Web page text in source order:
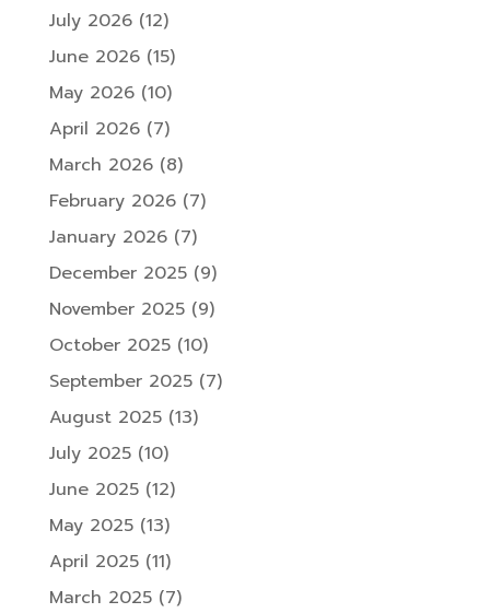
July 2026(12)
June 2026(15)
May 2026(10)
April 2026(7)
March 2026(8)
February 2026(7)
January 2026(7)
December 2025(9)
November 2025(9)
October 2025(10)
September 2025(7)
August 2025(13)
July 2025(10)
June 2025(12)
May 2025(13)
April 2025(11)
March 2025(7)